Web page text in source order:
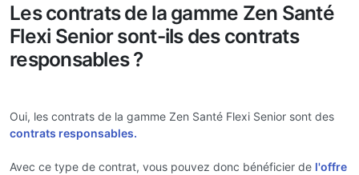
Les contrats de la gamme Zen Santé
Flexi Senior sont-ils des contrats
responsables ?
Oui, les contrats de la gamme Zen Santé Flexi Senior sont des
contrats responsables.
Avec ce type de contrat, vous pouvez donc bénéficier de l'offre